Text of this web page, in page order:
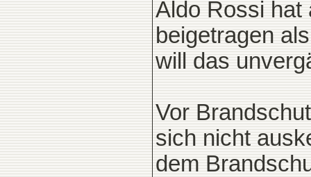
Aldo Rossi hat
beigetragen
will das
Vor
sich nicht
dem